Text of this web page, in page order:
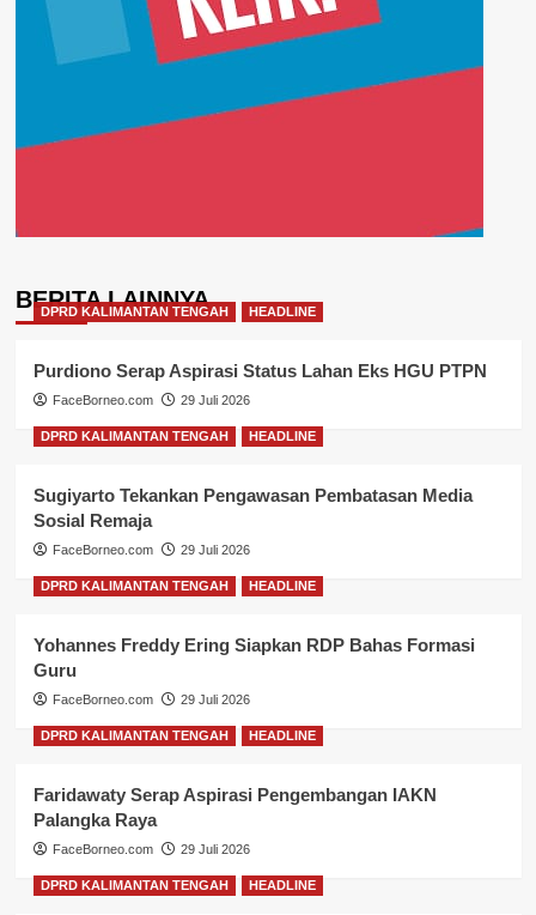
BERITA LAINNYA
DPRD KALIMANTAN TENGAH HEADLINE
Purdiono Serap Aspirasi Status Lahan Eks HGU PTPN
FaceBorneo.com 29 Juli 2026
DPRD KALIMANTAN TENGAH HEADLINE
Sugiyarto Tekankan Pengawasan Pembatasan Media
Sosial Remaja
FaceBorneo.com 29 Juli 2026
DPRD KALIMANTAN TENGAH HEADLINE
Yohannes Freddy Ering Siapkan RDP Bahas Formasi
Guru
FaceBorneo.com 29 Juli 2026
DPRD KALIMANTAN TENGAH HEADLINE
Faridawaty Serap Aspirasi Pengembangan IAKN
Palangka Raya
FaceBorneo.com 29 Juli 2026
DPRD KALIMANTAN TENGAH HEADLINE